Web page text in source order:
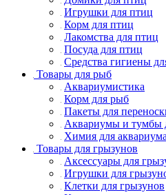
Игрушки для птиц
Корм для птиц
Лакомства для птиц
Посуда для птиц
Средства гигиены
Товары для рыб
Аквариумистика
Корм для рыб
Пакеты для
Аквариумы и тумбы
Химия для аквариума
Товары для грызунов
Аксессуары для
Игрушки для
Клетки для грызунов